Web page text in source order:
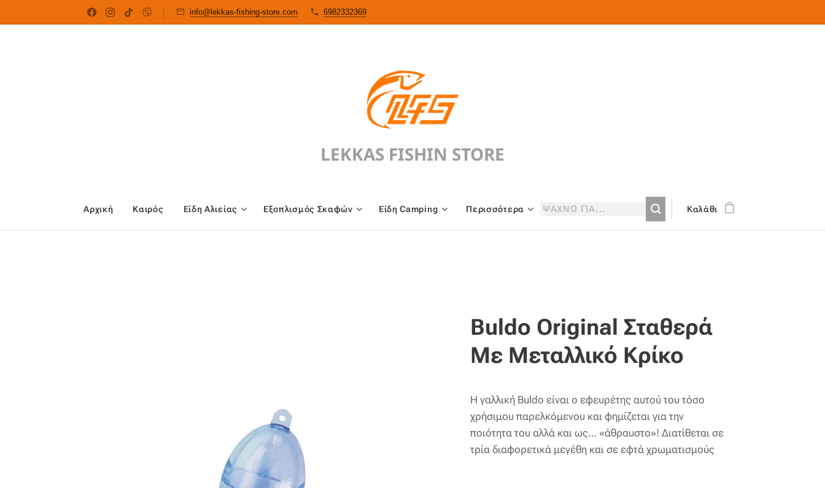
info@lekkas-fishing-store.com 6982332369
LEKKAS FISHIN STORE
Αρχική Καιρός Είδη Αλιείας Εξoπλισμός Σκαφών Είδη Camping Περισσότερα Καλάθι
Buldo Original Σταθερά
Με Μεταλλικό Κρίκο
Η γαλλική Buldo είναι ο εφευρέτης αυτού του τόσο
χρήσιμου παρελκόμενου και φημίζεται για την
ποιότητα του αλλά και ως… «άθραυστο»! Διατίθεται σε
τρία διαφορετικά μεγέθη και σε εφτά χρωματισμούς